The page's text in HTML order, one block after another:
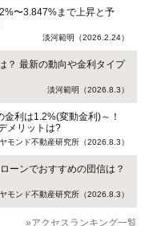
〜3.847%まで上昇と予
淡河範明（2026.2.24）
？ 最新の動向や金利タイプ
淡河範明（2026.8.3）
利は1.2%(変動金利)～！
メリットは?
モンド不動産研究所（2026.8.3）
ーンでおすすめの団信は？
モンド不動産研究所（2026.8.3）
»アクセスランキング一覧